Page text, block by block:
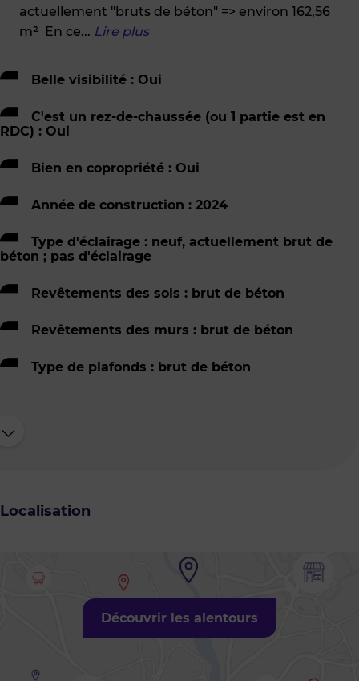
actuellement "bruts de béton" => environ 162,56
m² En ce... Lire plus
Belle visibilité : Oui
C'est un rez-de-chaussée (ou 1 partie est en
RDC) : Oui
Bien en copropriété : Oui
Année de construction : 2024
Type d'éclairage : neuf, actuellement brut de
béton ; pas d'éclairage
Revêtements des sols : brut de béton
Revêtements des murs : brut de béton
Type de plafonds : brut de béton
Localisation
Découvrir les alentours